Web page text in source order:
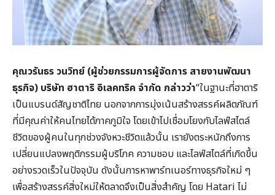
คุณวรันธร วนวิทย์ (ผู้ช่วยกรรมการผู้จัดการ สายงานพัฒนา
ธุรกิจ) บริษัท ฮาตาริ อิเลคทริค จำกัด กล่าวว่า“ในฐานะที่ฮาตาริ
เป็นแบรนด์สัญชาติไทย นอกจากการมุ่งเน้นสร้างสรรค์ผลิตภัณฑ์
ที่มีคุณค่าให้คนไทยได้ภาคภูมิใจ โดยเข้าไปเชื่อมโยงกับไลฟ์สไตล์
ชีวิตของผู้คนในทุกช่วงจังหวะชีวิตแล้วนั้น เรายังตระหนักถึงการ
เปลี่ยนแปลงพฤติกรรมผู้บริโภค ความชอบ และไลฟ์สไตล์ที่เกิดขึ้น
อย่างรวดเร็วในปัจจุบัน ดังนั้นการหาพาร์ทเนอร์ทางธุรกิจใหม่ ๆ
เพื่อสร้างสรรค์สิ่งใหม่ให้ตลาดจึงเป็นสิ่งสำคัญ โดย Hatari ไม่